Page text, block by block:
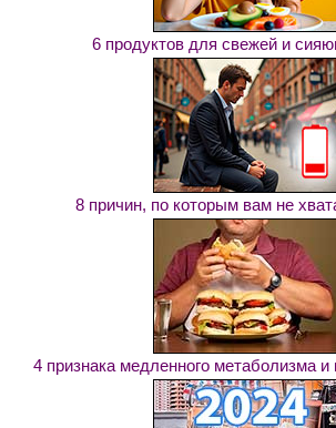
6 продуктов для свежей и
8 причин, по которым вам не
4 признака медленного метаболизма и